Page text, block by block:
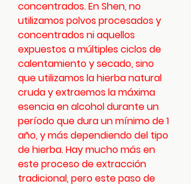
concentrados. En Shen, no
utilizamos polvos procesados y
concentrados ni aquellos
expuestos a múltiples ciclos de
calentamiento y secado, sino
que utilizamos la hierba natural
cruda y extraemos la máxima
esencia en alcohol durante un
período que dura un mínimo de 1
año, y más dependiendo del tipo
de hierba. Hay mucho más en
este proceso de extracción
tradicional, pero este paso de